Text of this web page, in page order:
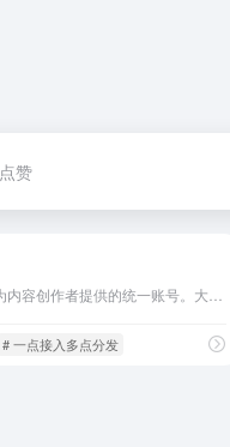
点赞
# 一点接入多点分发